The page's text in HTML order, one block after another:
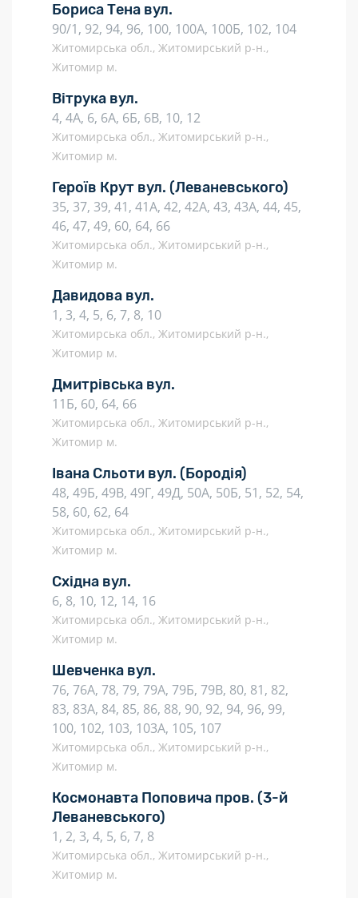
Бориса Тена вул.
90/1, 92, 94, 96, 100, 100А, 100Б, 102, 104
Житомирська обл., Житомирський р-н.,
Житомир м.
Вітрука вул.
4, 4А, 6, 6А, 6Б, 6В, 10, 12
Житомирська обл., Житомирський р-н.,
Житомир м.
Героїв Крут вул. (Леваневського)
35, 37, 39, 41, 41A, 42, 42A, 43, 43A, 44, 45,
46, 47, 49, 60, 64, 66
Житомирська обл., Житомирський р-н.,
Житомир м.
Давидова вул.
1, 3, 4, 5, 6, 7, 8, 10
Житомирська обл., Житомирський р-н.,
Житомир м.
Дмитрівська вул.
11Б, 60, 64, 66
Житомирська обл., Житомирський р-н.,
Житомир м.
Івана Сльоти вул. (Бородія)
48, 49Б, 49В, 49Г, 49Д, 50А, 50Б, 51, 52, 54,
58, 60, 62, 64
Житомирська обл., Житомирський р-н.,
Житомир м.
Східна вул.
6, 8, 10, 12, 14, 16
Житомирська обл., Житомирський р-н.,
Житомир м.
Шевченка вул.
76, 76А, 78, 79, 79А, 79Б, 79В, 80, 81, 82,
83, 83А, 84, 85, 86, 88, 90, 92, 94, 96, 99,
100, 102, 103, 103А, 105, 107
Житомирська обл., Житомирський р-н.,
Житомир м.
Космонавта Поповича пров. (3-й
Леваневського)
1, 2, 3, 4, 5, 6, 7, 8
Житомирська обл., Житомирський р-н.,
Житомир м.